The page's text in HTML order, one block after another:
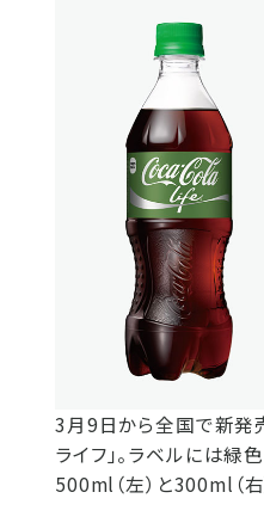
3月9日から全国で新発
ライフ」。ラベルには緑
500ml（左）と300ml（右